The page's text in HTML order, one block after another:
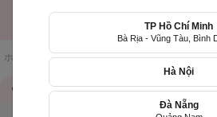
ホームページ / 店舗一覧 / Gấu Con Flower
店舗情報
TP Hồ Chí Minh
Bà Rịa - Vũng Tàu, Bình
Hà Nội
Đà Nẵng